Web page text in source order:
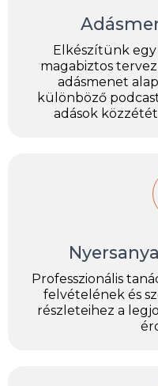
Elkészítünk
magabiztos
adásmenet
különböző
adások
Professzionális
felvételének és
részleteihez a